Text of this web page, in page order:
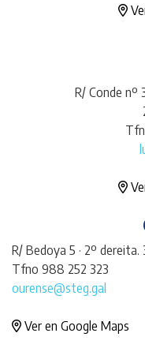
R/ Conde nº
R/ Bedoya 5 · 2º dereita.
Tfno 988 252 323
ourense@steg.gal
Ver en Google Maps